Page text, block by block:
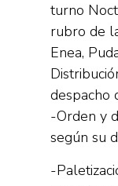
turno
rubro de
Enea,
despacho
-Orden y
según su
-